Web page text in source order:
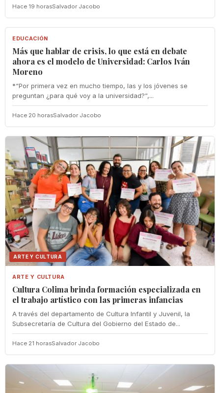
Hace 19 horasSalvador Jacobo
EDUCACIÓN
EDUCACIÓN
Más que hablar de crisis, lo que está en debate
ahora es el modelo de Universidad: Carlos Iván
Moreno
*“Por primera vez en mucho tiempo, las y los jóvenes se
preguntan ¿para qué voy a la universidad?”,...
Hace 20 horasSalvador Jacobo
ARTE Y CULTURA
ARTE Y CULTURA
Cultura Colima brinda formación especializada en
el trabajo artístico con las primeras infancias
A través del departamento de Cultura Infantil y Juvenil, la
Subsecretaría de Cultura del Gobierno del Estado de...
Hace 21 horasSalvador Jacobo